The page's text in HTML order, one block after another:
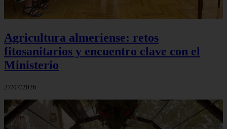
Agricultura almeriense: retos
fitosanitarios y encuentro clave con el
Ministerio
27/07/2026